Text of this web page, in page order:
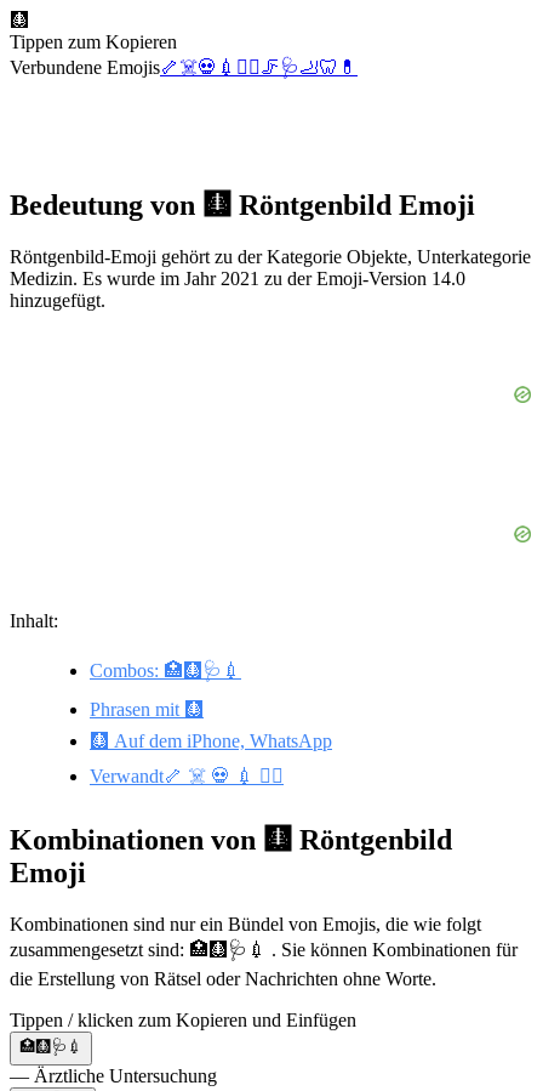
🩻
Tippen zum Kopieren
Verbundene Emojis🦴 ☠️💀 💉 👨‍⚕️🦵 🩺🦶🦷 💊
Bedeutung von 🩻 Röntgenbild Emoji
Röntgenbild-Emoji gehört zu der Kategorie Objekte, Unterkategorie
Medizin. Es wurde im Jahr 2021 zu der Emoji-Version 14.0
hinzugefügt.
Inhalt:
Combos: 🏥🩻🩺💉
Phrasen mit 🩻
🩻 Auf dem iPhone, WhatsApp
Verwandt🦴 ☠️ 💀 💉 👨‍⚕️
Kombinationen von 🩻 Röntgenbild
Emoji
Kombinationen sind nur ein Bündel von Emojis, die wie folgt
zusammengesetzt sind: 🏥🩻🩺💉 . Sie können Kombinationen für
die Erstellung von Rätsel oder Nachrichten ohne Worte.
Tippen / klicken zum Kopieren und Einfügen
🏥🩻🩺💉
— Ärztliche Untersuchung